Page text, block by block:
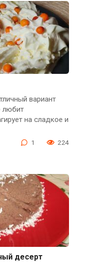
вариант
любит
на сладкое и
1 224
десерт